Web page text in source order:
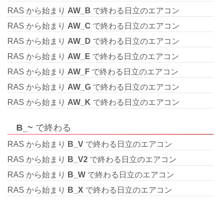
RAS から始まり AW_B で終わる日立のエアコン
RAS から始まり AW_C で終わる日立のエアコン
RAS から始まり AW_D で終わる日立のエアコン
RAS から始まり AW_E で終わる日立のエアコン
RAS から始まり AW_F で終わる日立のエアコン
RAS から始まり AW_G で終わる日立のエアコン
RAS から始まり AW_K で終わる日立のエアコン
B_~ で終わる
RAS から始まり B_V で終わる日立のエアコン
RAS から始まり
B_V2 で終わる日立のエアコン
RAS から始まり
B_W で終わる日立のエアコン
RAS から始まり
B_X で終わる日立のエアコン